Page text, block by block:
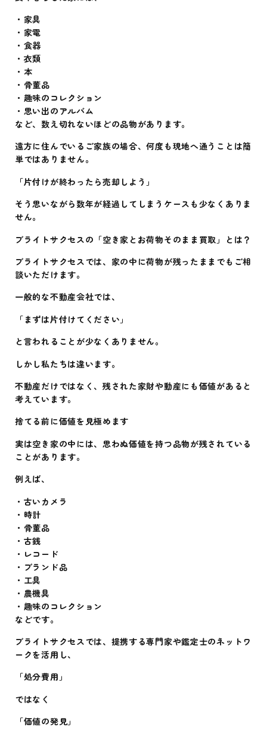
・家具
・家電
・食器
・衣類
・本
・骨董品
・趣味のコレクション
・思い出のアルバム
など、数え切れないほどの品物があります。
遠方に住んでいるご家族の場合、何度も現地へ通うことは簡
単ではありません。
「片付けが終わったら売却しよう」
そう思いながら数年が経過してしまうケースも少なくありま
せん。
ブライトサクセスの「空き家とお荷物そのまま買取」とは？
ブライトサクセスでは、家の中に荷物が残ったままでもご相
談いただけます。
一般的な不動産会社では、
「まずは片付けてください」
と言われることが少なくありません。
しかし私たちは違います。
不動産だけではなく、残された家財や動産にも価値があると
考えています。
捨てる前に価値を見極めます
実は空き家の中には、思わぬ価値を持つ品物が残されている
ことがあります。
例えば、
・古いカメラ
・時計
・骨董品
・古銭
・レコード
・ブランド品
・工具
・農機具
・趣味のコレクション
などです。
ブライトサクセスでは、提携する専門家や鑑定士のネットワ
ークを活用し、
「処分費用」
ではなく
「価値の発見」